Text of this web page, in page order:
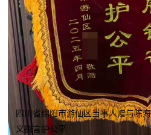
四川省绵阳市游仙区当事人赠与陈
义执言护公平